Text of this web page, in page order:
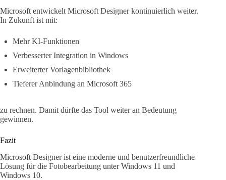
Microsoft entwickelt Microsoft Designer kontinuierlich weiter.
In Zukunft ist mit:
Mehr KI-Funktionen
Verbesserter Integration in Windows
Erweiterter Vorlagenbibliothek
Tieferer Anbindung an Microsoft 365
zu rechnen. Damit dürfte das Tool weiter an Bedeutung
gewinnen.
Fazit
Microsoft Designer ist eine moderne und benutzerfreundliche
Lösung für die Fotobearbeitung unter Windows 11 und
Windows 10.